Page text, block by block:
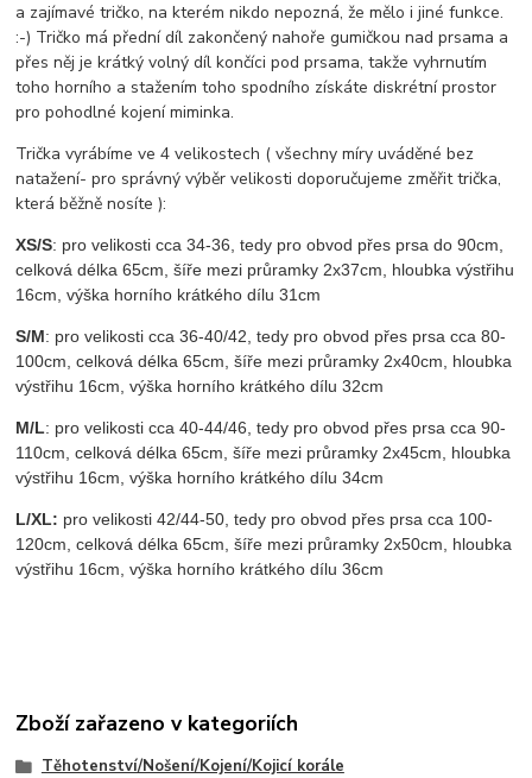
a zajímavé tričko, na kterém nikdo nepozná, že mělo i jiné funkce.
:-) Tričko má přední díl zakončený nahoře gumičkou nad prsama a
přes něj je krátký volný díl končíci pod prsama, takže vyhrnutím
toho horního a stažením toho spodního získáte diskrétní prostor
pro pohodlné kojení miminka.
Trička vyrábíme ve 4 velikostech ( všechny míry uváděné bez
natažení- pro správný výběr velikosti doporučujeme změřit trička,
která běžně nosíte ):
XS/S: pro velikosti cca 34-36, tedy pro obvod přes prsa do 90cm,
celková délka 65cm, šíře mezi průramky 2x37cm, hloubka výstřihu
16cm, výška horního krátkého dílu 31cm
S/M: pro velikosti cca 36-40/42, tedy pro obvod přes prsa cca 80-
100cm, celková délka 65cm, šíře mezi průramky 2x40cm, hloubka
výstřihu 16cm, výška horního krátkého dílu 32cm
M/L: pro velikosti cca 40-44/46, tedy pro obvod přes prsa cca 90-
110cm, celková délka 65cm, šíře mezi průramky 2x45cm, hloubka
výstřihu 16cm, výška horního krátkého dílu 34cm
L/XL: pro velikosti 42/44-50, tedy pro obvod přes prsa cca 100-
120cm, celková délka 65cm, šíře mezi průramky 2x50cm, hloubka
výstřihu 16cm, výška horního krátkého dílu 36cm
Zboží zařazeno v kategoriích
Těhotenství/Nošení/Kojení/Kojicí korále